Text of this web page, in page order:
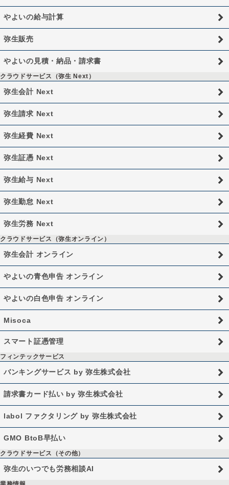
やよいの給与計算
弥生販売
やよいの見積・納品・請求書
クラウドサービス（弥生 Next）
弥生会計 Next
弥生請求 Next
弥生経費 Next
弥生証憑 Next
弥生給与 Next
弥生勤怠 Next
弥生労務 Next
クラウドサービス（弥生オンライン）
弥生会計 オンライン
やよいの青色申告 オンライン
やよいの白色申告 オンライン
Misoca
スマート証憑管理
フィンテックサービス
バンキングサービス by 弥生株式会社
請求書カード払い by 弥生株式会社
labol ファクタリング by 弥生株式会社
GMO BtoB早払い
クラウドサービス（その他）
弥生のいつでも労務相談AI